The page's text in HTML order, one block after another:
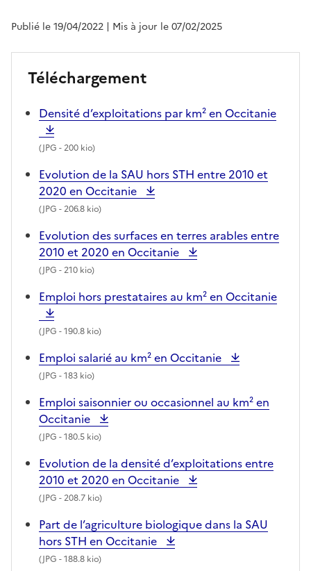
Publié le 19/04/2022 | Mis à jour le 07/02/2025
Téléchargement
Densité d’exploitations par km² en Occitanie
(JPG - 200 kio)
Evolution de la SAU hors STH entre 2010 et
2020 en Occitanie
(JPG - 206.8 kio)
Evolution des surfaces en terres arables entre
2010 et 2020 en Occitanie
(JPG - 210 kio)
Emploi hors prestataires au km² en Occitanie
(JPG - 190.8 kio)
Emploi salarié au km² en Occitanie
(JPG - 183 kio)
Emploi saisonnier ou occasionnel au km² en
Occitanie
(JPG - 180.5 kio)
Evolution de la densité d’exploitations entre
2010 et 2020 en Occitanie
(JPG - 208.7 kio)
Part de l’agriculture biologique dans la SAU
hors STH en Occitanie
(JPG - 188.8 kio)